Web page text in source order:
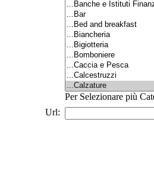
Per Selezionare più
Url: